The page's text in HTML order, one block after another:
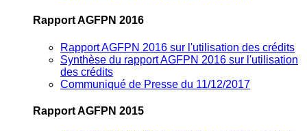
Rapport AGFPN 2016
Rapport AGFPN 2016 sur l'utilisation des crédits
Synthèse du rapport AGFPN 2016 sur l'utilisation
des crédits
Communiqué de Presse du 11/12/2017
Rapport AGFPN 2015